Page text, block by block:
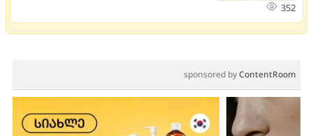
352
sponsored byContentRoom